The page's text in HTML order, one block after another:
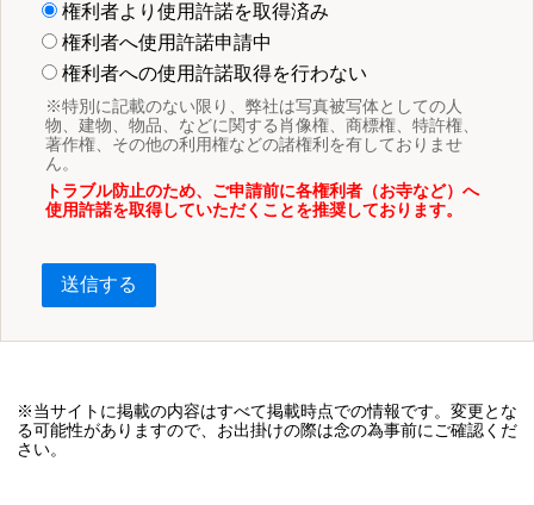
権利者より使用許諾を取得済み
権利者へ使用許諾申請中
権利者への使用許諾取得を行わない
※特別に記載のない限り、弊社は写真被写体としての人
物、建物、物品、などに関する肖像権、商標権、特許権、
著作権、その他の利用権などの諸権利を有しておりませ
ん。
トラブル防止のため、ご申請前に各権利者（お寺など）へ
使用許諾を取得していただくことを推奨しております。
送信する
※当サイトに掲載の内容はすべて掲載時点での情報です。変更とな
る可能性がありますので、お出掛けの際は念の為事前にご確認くだ
さい。